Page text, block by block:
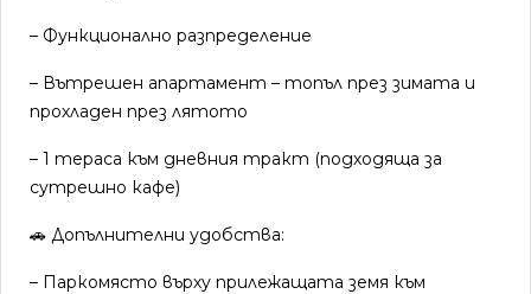
– Функционално разпределение
– Вътрешен апартамент – топъл през зимата и
прохладен през лятото
– 1 тераса към дневния тракт (подходяща за
сутрешно кафе)
🚗 Допълнителни удобства:
– Паркомясто върху прилежащата земя към